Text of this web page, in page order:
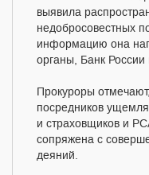
выявила
недобросовестных
информацию она
органы, Банк
Прокуроры
посредников
и страховщиков и
сопряжена с
деяний.